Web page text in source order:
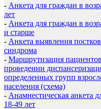
- Анкета для граждан в
лет
- Анкета для граждан в
и старше
- Анкета выявления
синдрома
- Маршрутизация
проведении
определенных групп
населения (схема)
- Анамнестическая анкета
18-49 лет